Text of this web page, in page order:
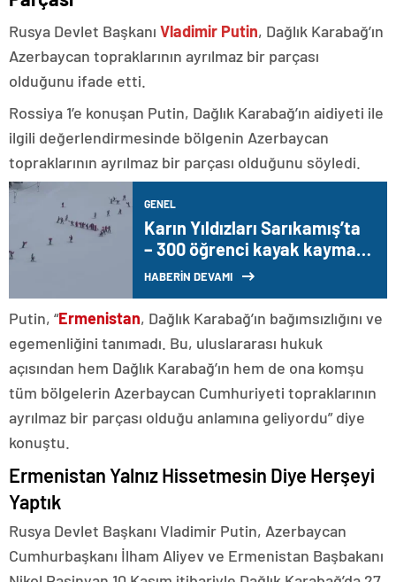
Rusya Devlet Başkanı Vladimir Putin, Dağlık Karabağ’ın
Azerbaycan topraklarının ayrılmaz bir parçası
olduğunu ifade etti.
Rossiya 1’e konuşan Putin, Dağlık Karabağ’ın aidiyeti ile
ilgili değerlendirmesinde bölgenin Azerbaycan
topraklarının ayrılmaz bir parçası olduğunu söyledi.
GENEL
Karın Yıldızları Sarıkamış’ta
– 300 öğrenci kayak kaymayı
öğreniyor
HABERİN DEVAMI
Putin, “Ermenistan, Dağlık Karabağ’ın bağımsızlığını ve
egemenliğini tanımadı. Bu, uluslararası hukuk
açısından hem Dağlık Karabağ’ın hem de ona komşu
tüm bölgelerin Azerbaycan Cumhuriyeti topraklarının
ayrılmaz bir parçası olduğu anlamına geliyordu” diye
konuştu.
Ermenistan Yalnız Hissetmesin Diye Herşeyi
Yaptık
Rusya Devlet Başkanı Vladimir Putin, Azerbaycan
Cumhurbaşkanı İlham Aliyev ve Ermenistan Başbakanı